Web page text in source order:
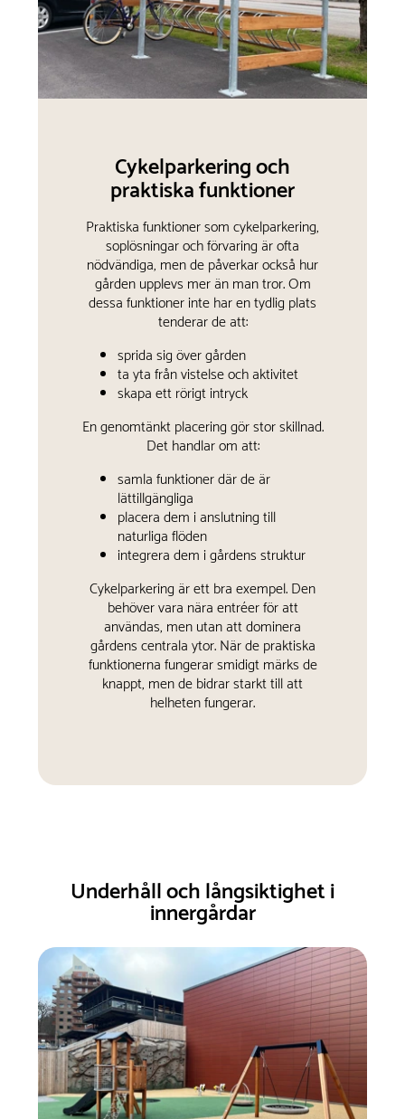
Cykelparkering och
praktiska funktioner
Praktiska funktioner som cykelparkering,
soplösningar och förvaring är ofta
nödvändiga, men de påverkar också hur
gården upplevs mer än man tror. Om
dessa funktioner inte har en tydlig plats
tenderar de att:
sprida sig över gården
ta yta från vistelse och aktivitet
skapa ett rörigt intryck
En genomtänkt placering gör stor skillnad.
Det handlar om att:
samla funktioner där de är
lättillgängliga
placera dem i anslutning till
naturliga flöden
integrera dem i gårdens struktur
Cykelparkering är ett bra exempel. Den
behöver vara nära entréer för att
användas, men utan att dominera
gårdens centrala ytor. När de praktiska
funktionerna fungerar smidigt märks de
knappt, men de bidrar starkt till att
helheten fungerar.
Underhåll och långsiktighet i
innergårdar